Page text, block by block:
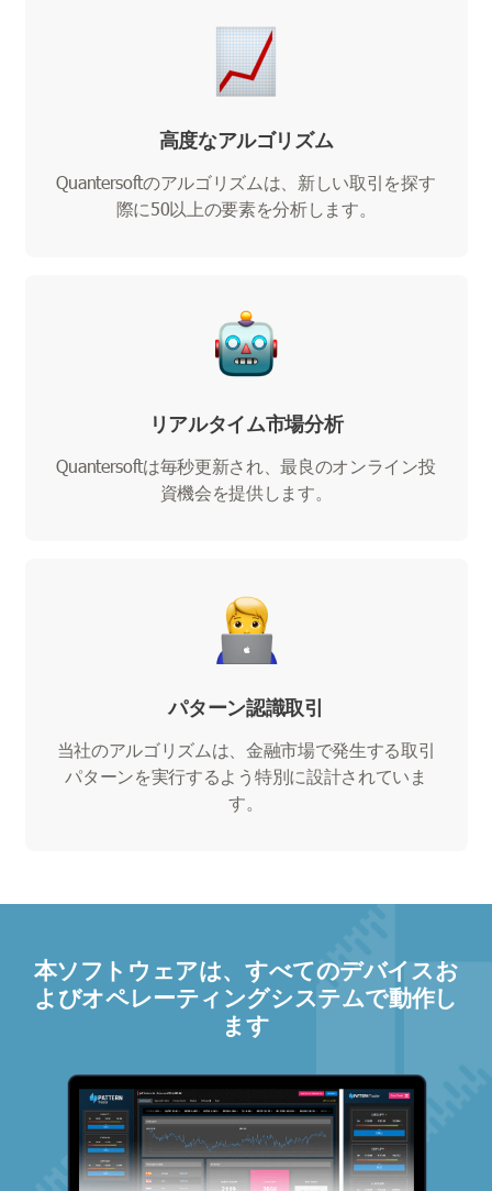
高度なアルゴリズム
Quantersoftのアルゴリズムは、新しい取引を探す
際に50以上の要素を分析します。
リアルタイム市場分析
Quantersoftは毎秒更新され、最良のオンライン投
資機会を提供します。
パターン認識取引
当社のアルゴリズムは、金融市場で発生する取引
パターンを実行するよう特別に設計されていま
す。
本ソフトウェアは、すべてのデバイスお
よびオペレーティングシステムで動作し
ます